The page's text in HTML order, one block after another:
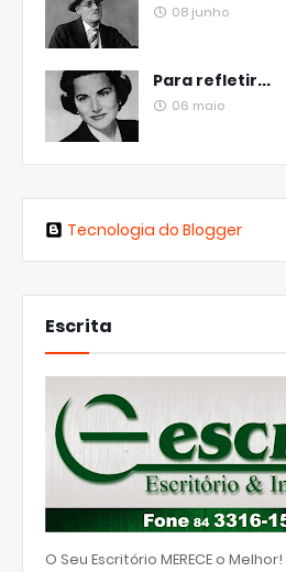
08 junho
Para refletir...
06 maio
Tecnologia do Blogger
Escrita
O Seu Escritório MERECE o Melhor!